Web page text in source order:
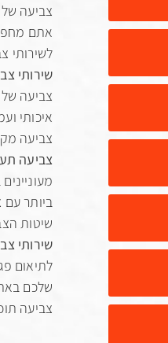
צביעה
אתם
לשירותי
שירותי
צביעה
איכותי
צביעה
צביעה
שיטות
שירותי
לתיאום
שלכם
צביעה